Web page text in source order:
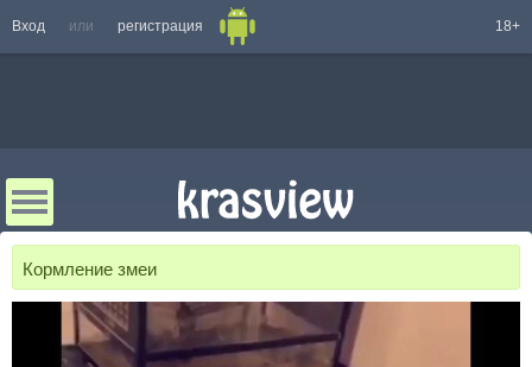
Вход или регистрация 18+
Кормление змеи